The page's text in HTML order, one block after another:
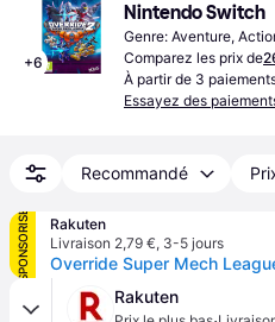
+6
Nintendo Switch
Genre: Aventure,
Comparez les prix de
À partir de 3
Essayez des
Recommandé
SPONSORISÉ
Rakuten
Livraison 2,79 €, 3-5 jours
Rakuten